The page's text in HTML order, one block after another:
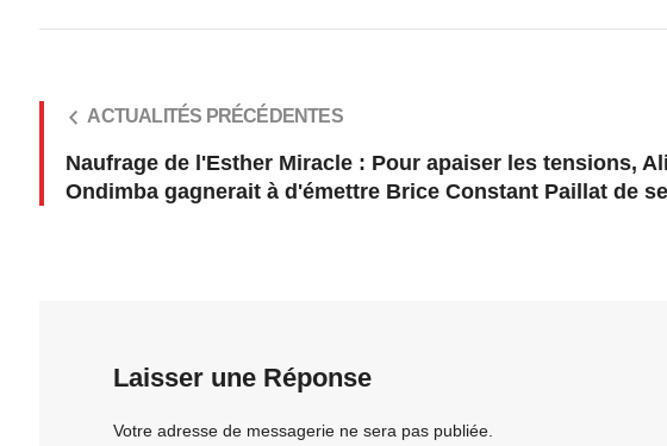
ACTUALITÉS PRÉCÉDENTES
Naufrage de l'Esther Miracle : Pour apaiser les tensions,
Ondimba gagnerait à d'émettre Brice Constant Paillat de
Laisser une Réponse
Votre adresse de messagerie ne sera pas publiée.